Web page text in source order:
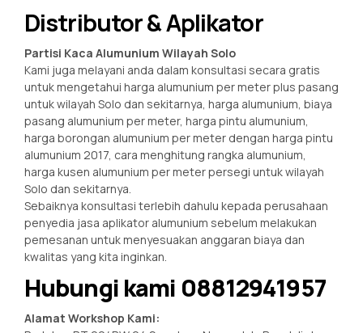
Distributor & Aplikator
Partisi Kaca Alumunium Wilayah Solo
Kami juga melayani anda dalam konsultasi secara gratis
untuk mengetahui harga alumunium per meter plus pasang
untuk wilayah Solo dan sekitarnya, harga alumunium, biaya
pasang alumunium per meter, harga pintu alumunium,
harga borongan alumunium per meter dengan harga pintu
alumunium 2017, cara menghitung rangka alumunium,
harga kusen alumunium per meter persegi untuk wilayah
Solo dan sekitarnya.
Sebaiknya konsultasi terlebih dahulu kepada perusahaan
penyedia jasa aplikator alumunium sebelum melakukan
pemesanan untuk menyesuakan anggaran biaya dan
kwalitas yang kita inginkan.
Hubungi kami 08812941957
Alamat Workshop Kami: